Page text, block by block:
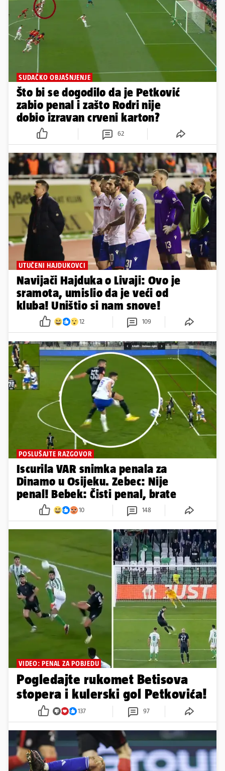
SUDAČKO OBJAŠNJENJE
Što bi se dogodilo da je Petković
zabio penal i zašto Rodri nije
dobio izravan crveni karton?
62
UTUČENI HAJDUKOVCI
Navijači Hajduka o Livaji: Ovo je
sramota, umislio da je veći od
kluba! Uništio si nam snove!
12 109
POSLUŠAJTE RAZGOVOR
Iscurila VAR snimka penala za
Dinamo u Osijeku. Zebec: Nije
penal! Bebek: Čisti penal, brate
10 148
VIDEO: PENAL ZA POBJEDU
Pogledajte rukomet Betisova
stopera i kulerski gol Petkovića!
137 97